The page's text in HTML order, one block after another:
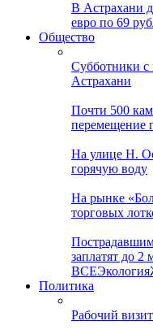
В Астрахани
евро по 69
Общество
Субботники с
Астрахани
Почти 500
перемещение
На улице Н.
горячую воду
На рынке
торговых
заплатят до 2
ВСЕЭкология
Политика
Рабочий